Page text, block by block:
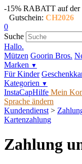
-15% RABATT auf der
Gutschein: CH2026
0
Suche
Hallo.
Mützen Goorin Bros.
Marken ▼
Für Kinder
Kategorien ▼
InstaCapHilfe Mein
Sprache ändern
Kundendienst >
Kartenzahlung
Zahlung